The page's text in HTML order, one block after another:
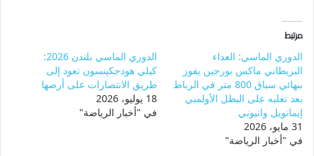
مرتبط
الدوري الماسي: العداء
البريطاني ماكس بورجين يفوز
بنهائي سباق 800 متر في الرباط
بعد تغلبه على البطل الأولمبي
إيمانويل وانيوني
31 مايو، 2026
في "أخبار الرياضة"
الدوري الماسي بلندن 2026:
كيلي هودجكينسون تعود إلى
طريق الانتصارات على أرضها
18 يوليو، 2026
في "أخبار الرياضة"